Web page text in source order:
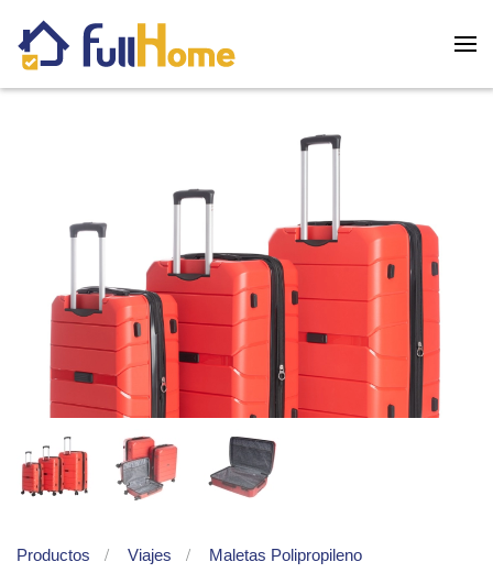
Skip to main content
Productos Viajes Maletas Polipropileno